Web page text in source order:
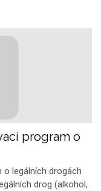
program o
o legálních drogách
drog (alkohol,